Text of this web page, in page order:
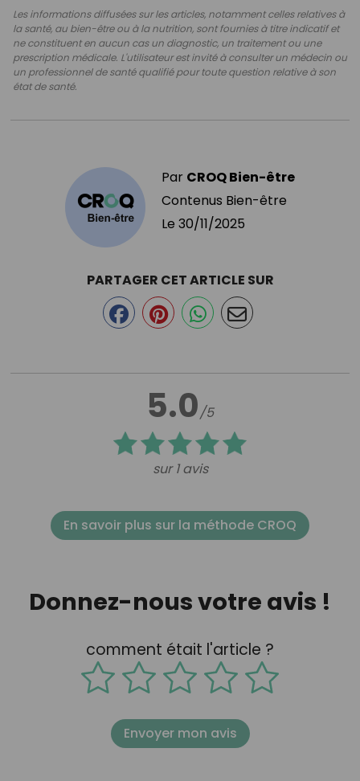
Les informations diffusées sur les articles, notamment celles relatives à
la santé, au bien-être ou à la nutrition, sont fournies à titre indicatif et
ne constituent en aucun cas un diagnostic, un traitement ou une
prescription médicale. L'utilisateur est invité à consulter un médecin ou
un professionnel de santé qualifié pour toute question relative à son
état de santé.
Par CROQ Bien-être
Contenus Bien-être
Le 30/11/2025
5.0/5
sur 1 avis
PARTAGER CET ARTICLE SUR
En savoir plus sur la méthode CROQ
Donnez-nous votre avis !
comment était l'article ?
Envoyer mon avis